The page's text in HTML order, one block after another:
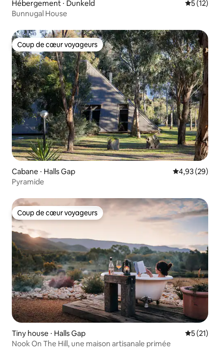
Hébergement ⋅ Dunkeld
5 (12)
Bunnugal House
Coup de cœur voyageurs
Coup de cœur voyageurs
Cabane ⋅ Halls Gap Évaluation
4,93 (29)
Pyramide
Coup de cœur voyageurs
Coup de cœur voyageurs
Tiny house ⋅ Halls Gap
5 (21)
Nook On The Hill, une maison artisanale primée